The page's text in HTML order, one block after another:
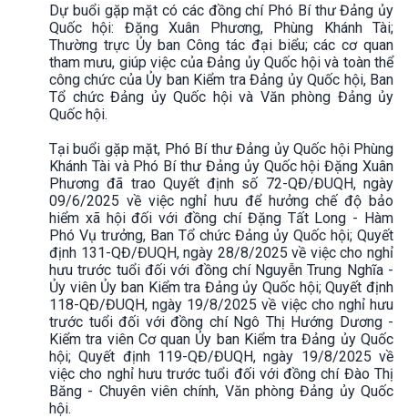
Dự buổi gặp mặt có các đồng chí Phó Bí thư Đảng ủy
Quốc hội: Đặng Xuân Phương, Phùng Khánh Tài;
Thường trực Ủy ban Công tác đại biểu; các cơ quan
tham mưu, giúp việc của Đảng ủy Quốc hội và toàn thể
công chức của Ủy ban Kiểm tra Đảng ủy Quốc hội, Ban
Tổ chức Đảng ủy Quốc hội và Văn phòng Đảng ủy
Quốc hội.
Tại buổi gặp mặt, Phó Bí thư Đảng ủy Quốc hội Phùng
Khánh Tài và Phó Bí thư Đảng ủy Quốc hội Đặng Xuân
Phương đã trao Quyết định số 72-QĐ/ĐUQH, ngày
09/6/2025 về việc nghỉ hưu để hưởng chế độ bảo
hiểm xã hội đối với đồng chí Đặng Tất Long - Hàm
Phó Vụ trưởng, Ban Tổ chức Đảng ủy Quốc hội; Quyết
định 131-QĐ/ĐUQH, ngày 28/8/2025 về việc cho nghỉ
hưu trước tuổi đối với đồng chí Nguyễn Trung Nghĩa -
Ủy viên Ủy ban Kiểm tra Đảng ủy Quốc hội; Quyết định
118-QĐ/ĐUQH, ngày 19/8/2025 về việc cho nghỉ hưu
trước tuổi đối với đồng chí Ngô Thị Hướng Dương -
Kiểm tra viên Cơ quan Ủy ban Kiểm tra Đảng ủy Quốc
hội; Quyết định 119-QĐ/ĐUQH, ngày 19/8/2025 về
việc cho nghỉ hưu trước tuổi đối với đồng chí Đào Thị
Băng - Chuyên viên chính, Văn phòng Đảng ủy Quốc
hội.